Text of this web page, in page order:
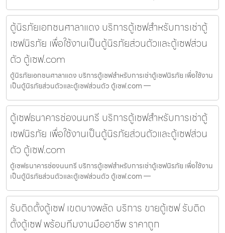
ตู้นิรภัยเอกชนศาลาแดง บริการตู้เซฟสำหรับการเช่าตู้
เซฟนิรภัย เพื่อใช้งานเป็นตู้นิรภัยส่วนตัวและตู้เซฟส่วน
ตัว ตู้เซฟ.com
ตู้นิรภัยเอกชนศาลาแดง บริการตู้เซฟสำหรับการเช่าตู้เซฟนิรภัย เพื่อใช้งาน
เป็นตู้นิรภัยส่วนตัวและตู้เซฟส่วนตัว ตู้เซฟ.com —
ตู้เซฟธนาคารช่องนนทรี บริการตู้เซฟสำหรับการเช่าตู้
เซฟนิรภัย เพื่อใช้งานเป็นตู้นิรภัยส่วนตัวและตู้เซฟส่วน
ตัว ตู้เซฟ.com
ตู้เซฟธนาคารช่องนนทรี บริการตู้เซฟสำหรับการเช่าตู้เซฟนิรภัย เพื่อใช้งาน
เป็นตู้นิรภัยส่วนตัวและตู้เซฟส่วนตัว ตู้เซฟ.com —
รับติดตั้งตู้เซฟ เขตบางพลัด บริการ ขายตู้เซฟ รับติด
ตั้งตู้เซฟ พร้อมทีมงานมืออาชีพ ราคาถูก